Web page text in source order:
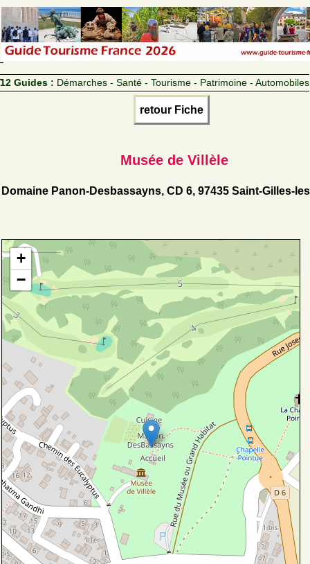
12 Guides : Démarches - Santé - Tourisme - Patrimoine - Automobiles
retour Fiche
Musée de Villèle
Domaine Panon-Desbassayns, CD 6, 97435 Saint-Gilles-
+
−